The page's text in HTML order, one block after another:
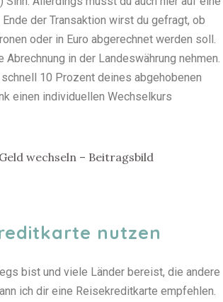
der Transaktion wirst du gefragt, ob
oder in Euro abgerechnet werden soll.
in der Landeswährung nehmen.
10 Prozent deines abgehobenen
einen individuellen Wechselkurs
nutzen
bist und viele Länder bereist, die andere
ich dir eine Reisekreditkarte empfehlen.